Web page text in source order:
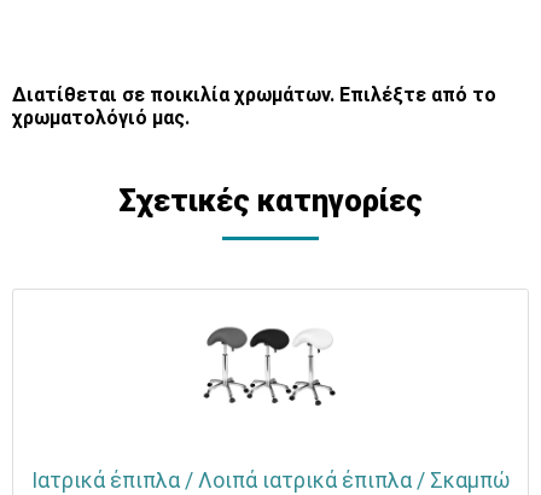
Διατίθεται σε ποικιλία χρωμάτων. Επιλέξτε από το
χρωματολόγιό μας.
Σχετικές κατηγορίες
Ιατρικά έπιπλα / Λοιπά ιατρικά έπιπλα / Σκαμπώ